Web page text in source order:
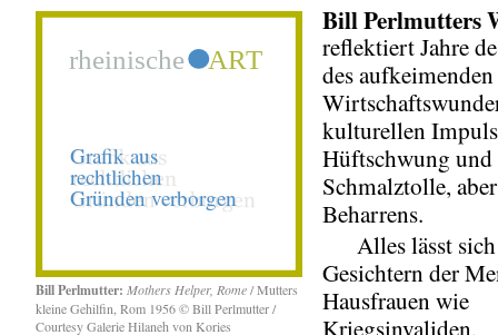
Bill Perlmutter: Mothers Helper, Rome/ Mutters
kleine Gehilfin, Rom 1956 © Bill Perlmutter /
Courtesy Galerie Hilaneh von Kories
Bill Perlmutters
reflektiert Jahre
des aufkeimenden
kulturellen
Hüftschwung und
Schmalztolle,
Beharrens.
Alles lässt sich
Gesichtern der
Hausfrauen wie
Kriegsinvaliden,